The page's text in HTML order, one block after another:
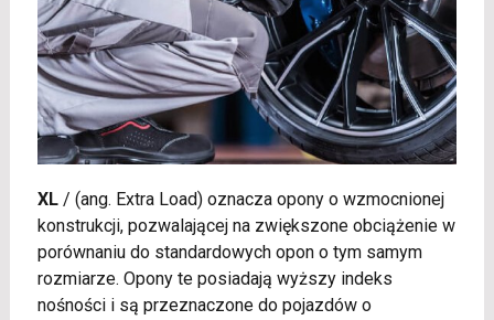
XL/ (ang. Extra Load) oznacza opony o wzmocnionej
konstrukcji, pozwalającej na zwiększone obciążenie w
porównaniu do standardowych opon o tym samym
rozmiarze. Opony te posiadają wyższy indeks
nośności i są przeznaczone do pojazdów o